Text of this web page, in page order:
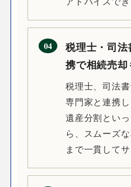
04
税理士・司
携で相続売却
税理士、司法
専門家と連携
遺産分割とい
ら、スムーズ
まで一貫して